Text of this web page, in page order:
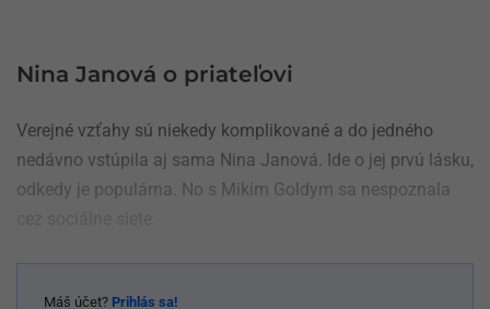
Nina Janová o priateľovi
Verejné vzťahy sú niekedy komplikované a do jedného
nedávno vstúpila aj sama Nina Janová. Ide o jej prvú lásku,
odkedy je populárna. No s Mikim Goldym sa nespoznala
Máš účet? Prihlás sa!